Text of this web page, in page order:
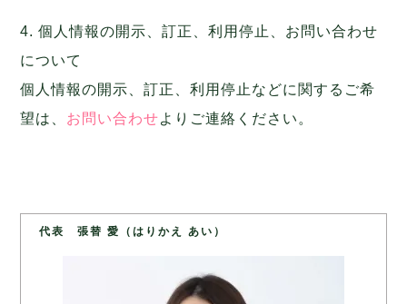
4. 個人情報の開示、訂正、利用停止、お問い合わせ
について
個人情報の開示、訂正、利用停止などに関するご希
望は、 お問い合わせよりご連絡ください。
代表 張替 愛（はりかえ あい）